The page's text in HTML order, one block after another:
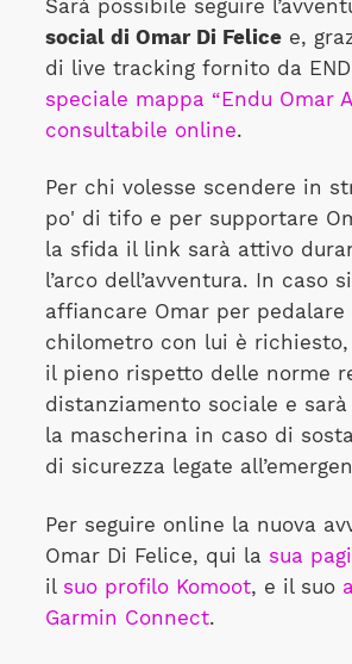
Sarà possibile seguire
social di Omar Di Felicee,
di live tracking fornito da
speciale mappa “Endu Omar
consultabile online.
Per chi volesse scendere in
po' di tifo e per supportare
la sfida il link sarà attivo
l’arco dell’avventura. In caso
affiancare Omar per pedalare
chilometro con lui è richiesto,
il pieno rispetto delle norme
distanziamento sociale e
la mascherina in caso di
di sicurezza legate
Per seguire online la nuova
Omar Di Felice, qui la sua
il suo profilo Komoot, e il suo
Garmin Connect.